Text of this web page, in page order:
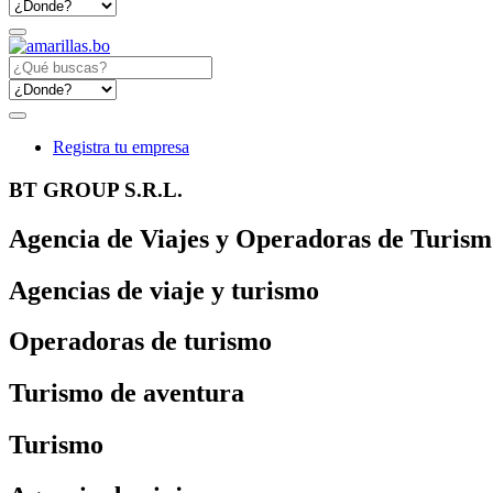
Registra tu empresa
BT GROUP S.R.L.
Agencia de Viajes y Operadoras de
Agencias de viaje y turismo
Operadoras de turismo
Turismo de aventura
Turismo